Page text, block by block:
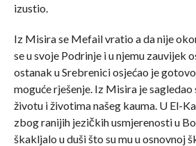
izustio.
Iz Misira se Mefail vratio a da nije
se u svoje Podrinje i u njemu zauvijek
ostanak u Srebrenici osjećao je
moguće rješenje. Iz Misira je sagledao
životu i životima našeg kauma. U El-
zbog ranijih jezičkih usmjerenosti u
škakljalo u duši što su mu u osnovnoj